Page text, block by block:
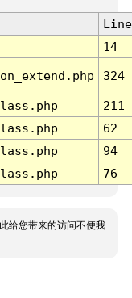
Line
14
324
211
62
94
76
给您带来的访问不便我